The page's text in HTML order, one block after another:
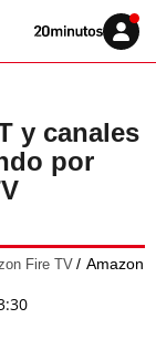
Volver
Iniciar
sesión
y canales
por
Fire TV
Amazon